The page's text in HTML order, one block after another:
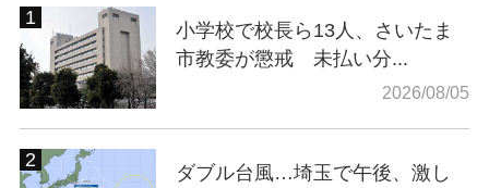
小学校で校長ら13人、さいたま
市教委が懲戒 未払い分...
2026/08/05
ダブル台風…埼玉で午後、激し